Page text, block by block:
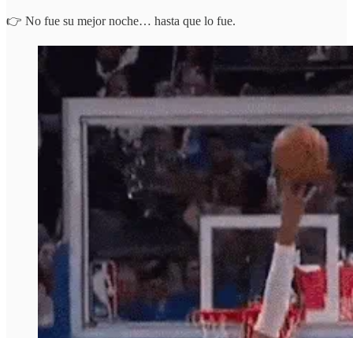
👉 No fue su mejor noche… hasta que lo fue.